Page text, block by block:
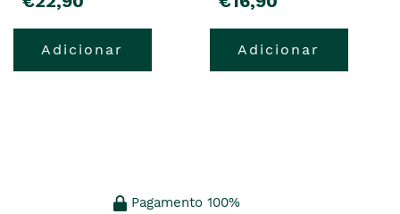
Adicionar Adicionar
Pagamento 100%